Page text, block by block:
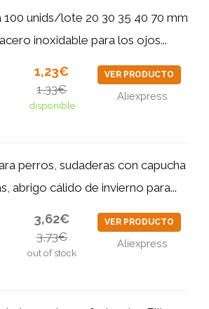
unids/lote 20 30 35 40 70 mm
inoxidable para los ojos...
1,23€
1,33€
disponible
VER PRODUCTO
Aliexpress
perros, sudaderas con capucha
abrigo cálido de invierno para...
3,62€
3,73€
out of stock
VER PRODUCTO
Aliexpress